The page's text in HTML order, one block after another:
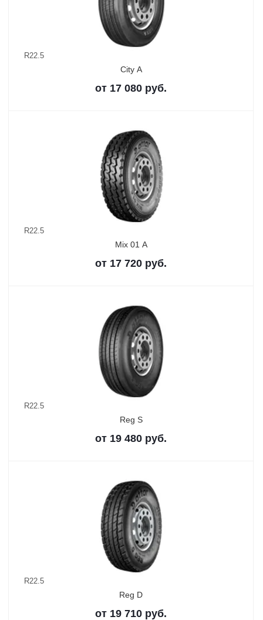
R22.5
City A
от 17 080 руб.
R22.5
Mix 01 A
от 17 720 руб.
R22.5
Reg S
от 19 480 руб.
R22.5
Reg D
от 19 710 руб.